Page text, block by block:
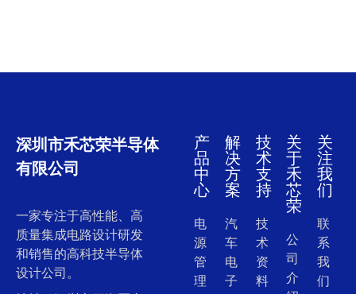
深圳市禾芯荣半导体
有限公司
一家专注于高性能、高
质量集成电路设计研发
和销售的高科技半导体
设计公司。
产
品
中
心
电
源
管
理
解
决
方
案
汽
车
电
子
技
术
支
持
技
术
资
料
关
于
禾
芯
荣
公
司
介
关
注
我
们
联
系
我
们